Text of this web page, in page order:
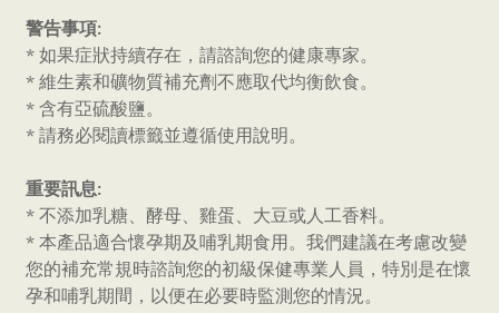
警告事項:
* 如果症狀持續存在，請諮詢您的健康專家。
* 維生素和礦物質補充劑不應取代均衡飲食。
* 含有亞硫酸鹽。
* 請務必閱讀標籤並遵循使用說明。
重要訊息:
* 不添加乳糖、酵母、雞蛋、大豆或人工香料。
* 本產品適合懷孕期及哺乳期食用。我們建議在考慮改變
您的補充常規時諮詢您的初級保健專業人員，特別是在懷
孕和哺乳期間，以便在必要時監測您的情況。